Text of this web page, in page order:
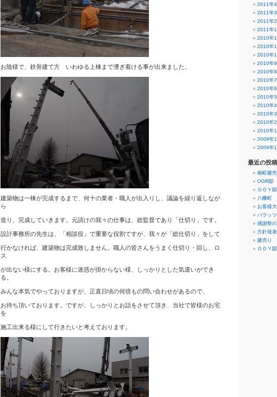
お陰様で、鉄骨建て方 いわゆる上棟まで漕ぎ着ける事が出来ました。
建築物は一棟が完成するまで、何十の業者・職人が出入りし、議論を繰り返しなが
ら
造り、完成していきます。元請けの我々の仕事は、総監督であり「仕切り」です。
設計事務所の先生は、「相談役」で重要な役割ですが、我々が「総仕切り」をして
行かなければ、建築物は完成致しません。職人の皆さんをうまく仕切り・回し、ロ
ス
が出ない様にする。お客様に迷惑が掛からない様、しっかりとした気遣いができ
る。
みんな本気でやっておりますが、正直日頃の何倍もの問い合わせがあるので、
お待ち頂いております。ですが、しっかりとお話をさせて頂き、当社で皆様のお宅
を
施工出来る様にして行きたいと考えております。
2011年4
2011年3
2011年2
2011年1
2010年
2010年
2010年
2010年9
2010年8
2010年7
2010年6
2010年5
2010年4
2010年3
2010年2
2010年1
2009年
2009年
最近の投稿
南町建
OGR邸
ＯＯＹ
八幡町
お客様
パラッ
感謝祭
方針発
建売り
ＯＯＹ